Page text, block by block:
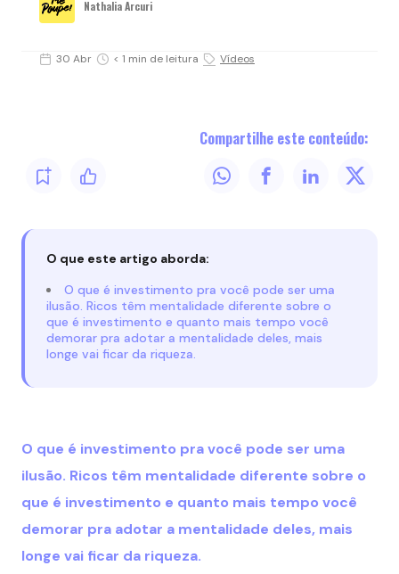
Nathalia Arcuri
30 Abr < 1 min de leitura Vídeos
Compartilhe este conteúdo:
O que este artigo aborda:
O que é investimento pra você pode ser uma
ilusão. Ricos têm mentalidade diferente sobre o
que é investimento e quanto mais tempo você
demorar pra adotar a mentalidade deles, mais
longe vai ficar da riqueza.
O que é investimento pra você pode ser uma
ilusão. Ricos têm mentalidade diferente sobre o
que é investimento e quanto mais tempo você
demorar pra adotar a mentalidade deles, mais
longe vai ficar da riqueza.